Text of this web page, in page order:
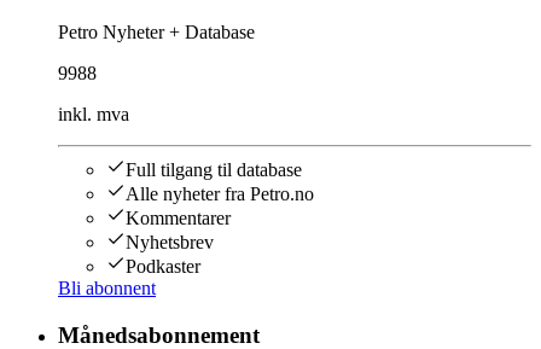
Petro Nyheter + Database
9988
inkl. mva
Full tilgang til database
Alle nyheter fra Petro.no
Kommentarer
Nyhetsbrev
Podkaster
Bli abonnent
Månedsabonnement